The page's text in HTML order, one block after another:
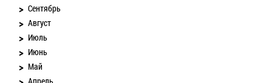
Сентябрь
Август
Июль
Июнь
Май